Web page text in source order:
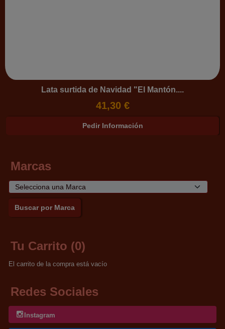
Marcas
Tu Carrito (0)
El carrito de la compra está vacío
Redes Sociales
Instagram
Lata surtida de Navidad "El Mantón....
41,30 €
Pedir Información